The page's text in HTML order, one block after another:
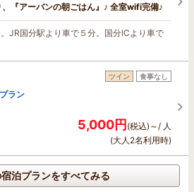
『アーバンの朝ごはん』♪ 全室wifi完備♪
JR国分駅より車で５分。国分ICより車で
ツイン 食事なし
ラン
5,000円(税込)～/ 人
(大人2名利用時)
泊プランをすべてみる